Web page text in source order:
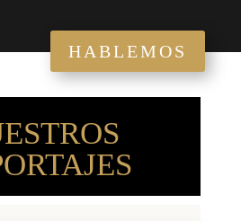
HABLEMOS